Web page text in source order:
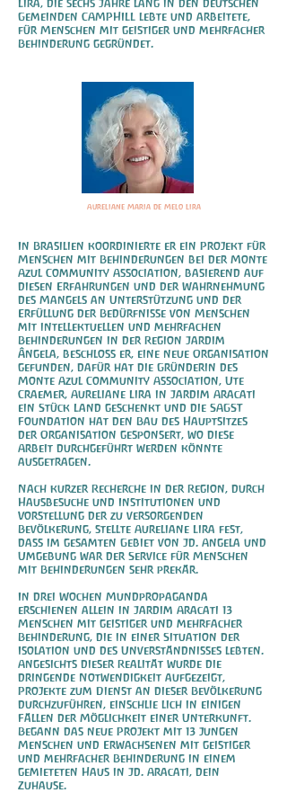
Lira, die sechs Jahre lang in den deutschen
Gemeinden CAMPHILL lebte und arbeitete,
für Menschen mit geistiger und mehrfacher
Behinderung gegründet.
In Brasilien koordinierte er ein Projekt für
Menschen mit Behinderungen bei der Monte
Azul Community Association, basierend auf
diesen Erfahrungen und der Wahrnehmung
des Mangels an Unterstützung und der
Erfüllung der Bedürfnisse von Menschen
mit intellektuellen und mehrfachen
Behinderungen in der Region Jardim
Ângela, beschloss er, eine neue Organisation
gefunden, dafür hat die Gründerin des
Monte Azul Community Association, Ute
Craemer, Aureliane Lira in Jardim Aracati
ein Stück Land geschenkt und die SAGST
Foundation hat den Bau des Hauptsitzes
der Organisation gesponsert, wo diese
Arbeit durchgeführt werden könnte
ausgetragen.
Nach kurzer Recherche in der Region, durch
Hausbesuche und Institutionen und
Vorstellung der zu versorgenden
Bevölkerung, stellte Aureliane Lira fest,
dass im gesamten Gebiet von Jd. Angela und
Umgebung war der Service für Menschen
mit Behinderungen sehr prekär.
In drei Wochen Mundpropaganda
erschienen allein in Jardim Aracati 13
Menschen mit geistiger und mehrfacher
Behinderung, die in einer Situation der
Isolation und des Unverständnisses lebten.
Angesichts dieser Realität wurde die
dringende Notwendigkeit aufgezeigt,
Projekte zum Dienst an dieser Bevölkerung
durchzuführen, einschließlich in einigen
Fällen der Möglichkeit einer Unterkunft.
Begann das neue Projekt mit 13 jungen
Menschen und Erwachsenen mit geistiger
und mehrfacher Behinderung in einem
gemieteten Haus in Jd. Aracati, dein
Zuhause.
Aureliane Maria de Melo Lira